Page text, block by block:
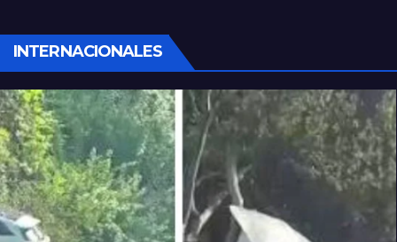
INTERNACIONALES